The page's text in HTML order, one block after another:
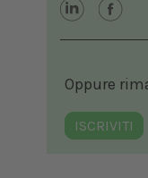
Oppure
ISCRIVITI